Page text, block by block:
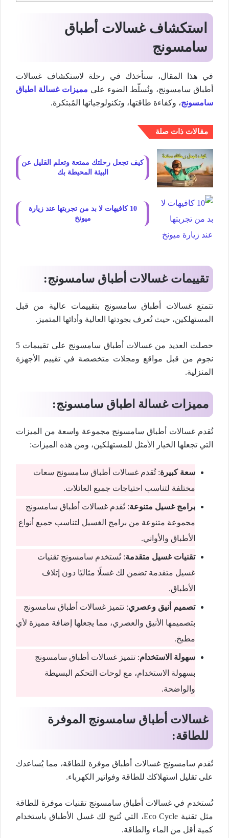
استكشاف غسالات أطباق
سامسونج
في هذا المقال، سنأخذك في رحلة لاستكشاف غسالات
أطباق سامسونج، ونُسلّط الضوء على مميزات غسالة اطباق
سامسونج، وكفاءة طاقتها، وتكنولوجياتها المُبتكرة.
مقالات ذات صلة
كيف تجعل رحلتك ممتعة وتعلم القليل عن
البيئة المحيطة بك
10 كافيهات لا بد من تجربتها عند زيارة
ميونخ
تقييمات غسالات أطباق سامسونج:
تتمتع غسالات أطباق سامسونج بتقييمات عالية من قبل
المستهلكين، حيث تُعرف بجودتها العالية وأدائها المتميز.
حصلت العديد من غسالات أطباق سامسونج على تقييمات 5
نجوم من قبل مواقع ومجلات متخصصة في تقييم الأجهزة
المنزلية.
مميزات غسالة اطباق سامسونج:
تُقدم غسالات أطباق سامسونج مجموعة واسعة من الميزات
التي تجعلها الخيار الأمثل للمستهلكين، ومن هذه الميزات:
سعة كبيرة: تُقدم غسالات أطباق سامسونج سعات
مختلفة لتناسب احتياجات جميع العائلات.
برامج غسيل متنوعة: تُقدم غسالات أطباق سامسونج
مجموعة متنوعة من برامج الغسيل لتناسب جميع أنواع
الأطباق والأواني.
تقنيات غسيل متقدمة: تُستخدم سامسونج تقنيات
غسيل متقدمة تضمن لك غسلًا مثاليًا دون إتلاف
الأطباق.
تصميم أنيق وعصري: تتميز غسالات أطباق سامسونج
بتصميمها الأنيق والعصري، مما يجعلها إضافة مميزة لأي
مطبخ.
سهولة الاستخدام: تتميز غسالات أطباق سامسونج
بسهولة الاستخدام، مع لوحات التحكم البسيطة
والواضحة.
غسالات أطباق سامسونج الموفرة
للطاقة:
تُقدم سامسونج غسالات أطباق موفرة للطاقة، مما يُساعدك
على تقليل استهلاكك للطاقة وفواتير الكهرباء.
تُستخدم في غسالات أطباق سامسونج تقنيات موفرة للطاقة
مثل تقنية Eco Cycle، التي تُتيح لك غسل الأطباق باستخدام
كمية أقل من الماء والطاقة.